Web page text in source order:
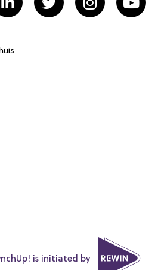
is initiated by